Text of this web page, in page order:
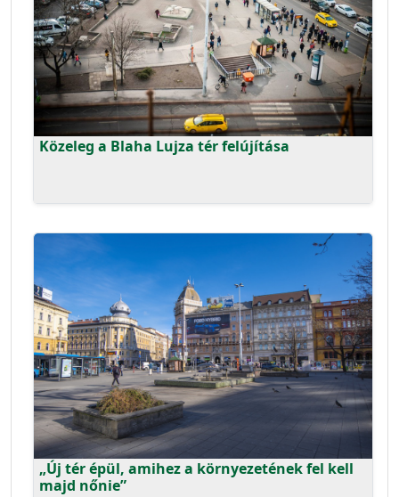
Közeleg a Blaha Lujza tér felújítása
„Új tér épül, amihez a környezetének fel kell
majd nőnie”